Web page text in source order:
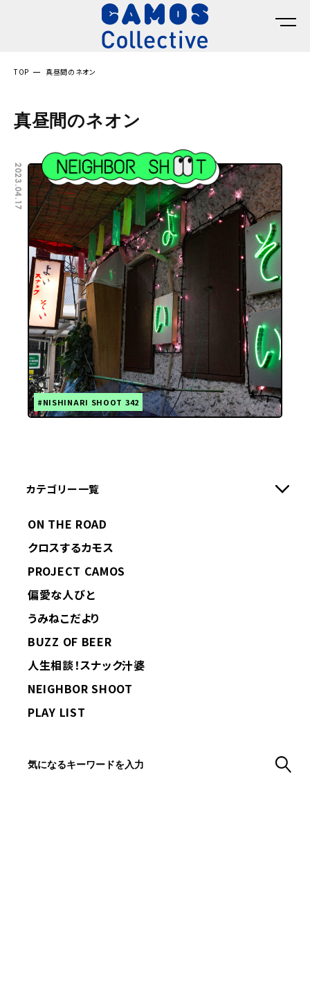
TOP 真昼間のネオン
真昼間のネオン
2023.04.17
#NISHINARI SHOOT 342
カテゴリー一覧
ON THE ROAD
クロスするカモス
PROJECT CAMOS
偏愛な人びと
うみねこだより
BUZZ OF BEER
人生相談！スナック汁婆
NEIGHBOR SHOOT
PLAY LIST